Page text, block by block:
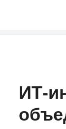
ИТ-